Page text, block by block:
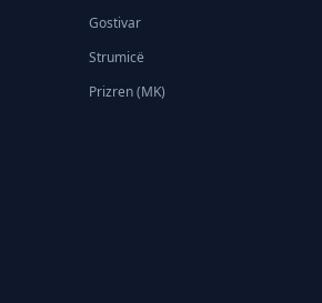
Gostivar
Strumicë
Prizren (MK)